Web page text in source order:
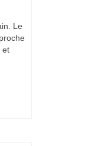
Le
et